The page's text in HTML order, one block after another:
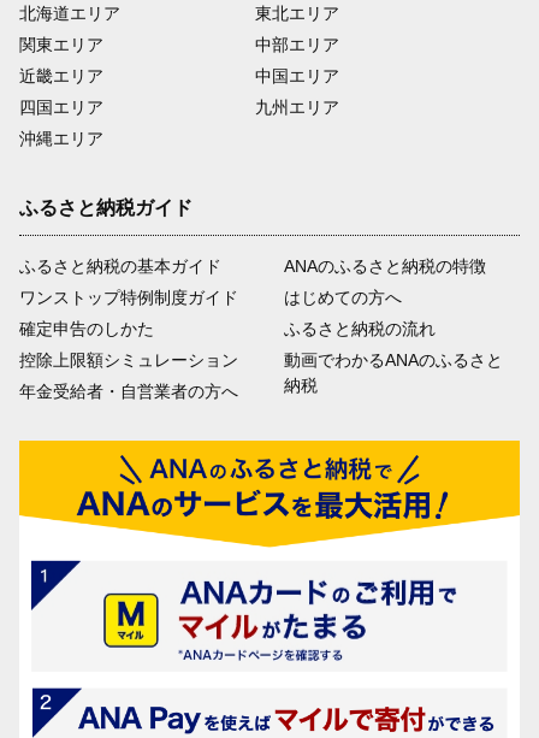
北海道エリア
関東エリア
近畿エリア
四国エリア
沖縄エリア
東北エリア
中部エリア
中国エリア
九州エリア
ふるさと納税ガイド
ふるさと納税の基本ガイド
ワンストップ特例制度ガイド
確定申告のしかた
控除上限額シミュレーション
年金受給者・自営業者の方へ
ANAのふるさと納税の特徴
はじめての方へ
ふるさと納税の流れ
動画でわかるANAのふるさと
納税